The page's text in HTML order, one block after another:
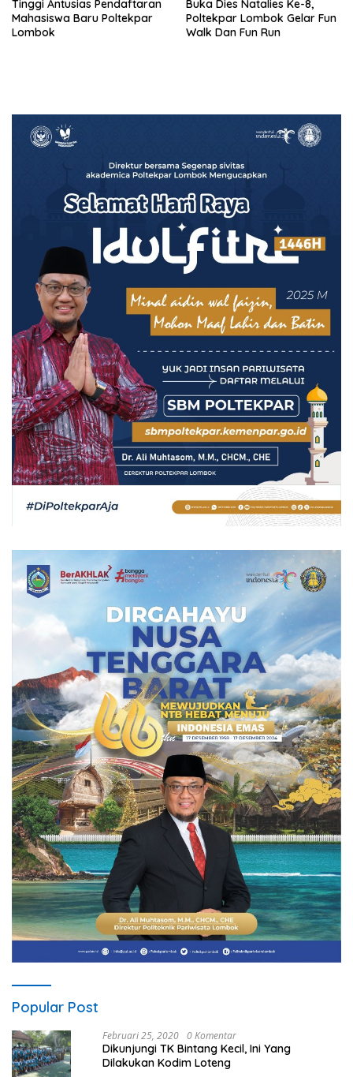
Tinggi Antusias Pendaftaran
Mahasiswa Baru Poltekpar
Lombok
Buka Dies Natalies Ke-8,
Poltekpar Lombok Gelar Fun
Walk Dan Fun Run
Popular Post
Februari 25, 2020 0 Komentar
Dikunjungi TK Bintang Kecil, Ini Yang
Dilakukan Kodim Loteng